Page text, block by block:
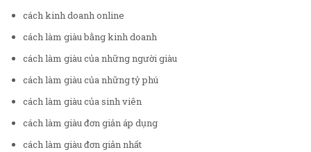
cách kinh doanh online
cách làm giàu bằng kinh doanh
cách làm giàu của những người giàu
cách làm giàu của những tỷ phú
cách làm giàu của sinh viên
cách làm giàu đơn giản áp dụng
cách làm giàu đơn giản nhất